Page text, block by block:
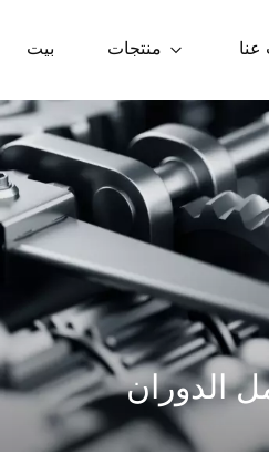
بيت عنا
الدوران